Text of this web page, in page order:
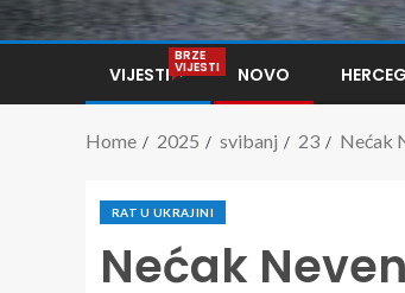
VIJESTI
BRZE
VIJESTI NOVO
Home 2025 svibanj 23 Nećak
RAT U UKRAJINI
Nećak